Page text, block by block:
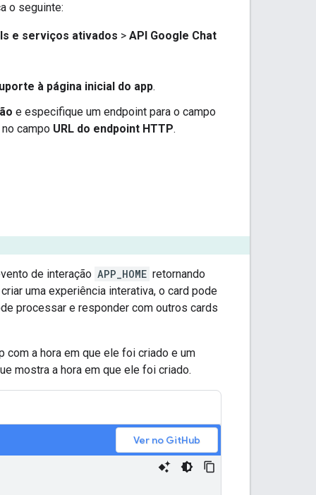
o seguinte:
e serviços ativados > API Google Chat
à página inicial do app.
e especifique um endpoint para o campo
campo URL do endpoint HTTP.
de interação APP_HOME retornando
criar uma experiência interativa, o card pode
processar e responder com outros cards
com a hora em que ele foi criado e um
mostra a hora em que ele foi criado.
Ver no GitHub